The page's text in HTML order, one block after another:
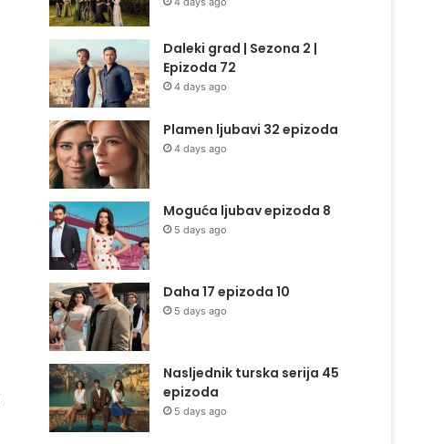
Daleki grad | Sezona 2 |
Epizoda 72
4 days ago
Plamen ljubavi 32 epizoda
4 days ago
Moguća ljubav epizoda 8
5 days ago
Daha 17 epizoda 10
5 days ago
Nasljednik turska serija 45
epizoda
5 days ago